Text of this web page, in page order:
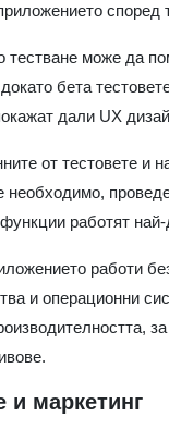
според
тестване може да
бета
дали UX
от тестовете и
необходимо,
работят
работи
и операционни
и маркетинг